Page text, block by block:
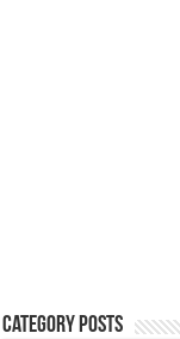
Category Posts